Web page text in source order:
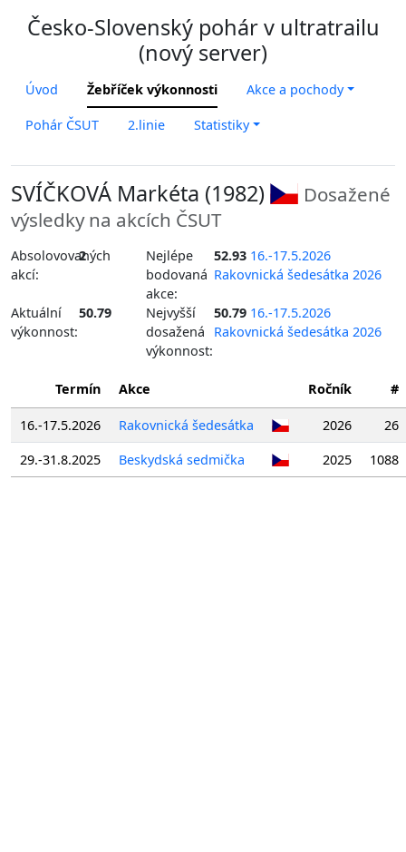
Česko-Slovenský pohár v ultratrailu
(nový server)
Úvod Žebříček výkonnosti Akce a pochody
Pohár ČSUT 2.linie Statistiky
SVÍČKOVÁ Markéta (1982)
Dosažené
výsledky na akcích ČSUT
Absolovovaných
akcí:
2
Nejlépe
bodovaná
akce:
52.93 16.-17.5.2026
Rakovnická šedesátka 2026
Aktuální
výkonnost:
50.79
Nejvyšší
dosažená
výkonnost:
50.79 16.-17.5.2026
Rakovnická šedesátka 2026
Termín Akce Ročník #
16.-17.5.2026 Rakovnická šedesátka 2026
26
29.-31.8.2025
Beskydská sedmička 2025 1088